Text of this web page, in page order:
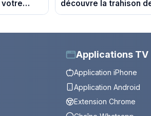
votre
découvre la trahison
Episode du 10 août
Applications TV
Application iPhone
Application Android
Extension Chrome